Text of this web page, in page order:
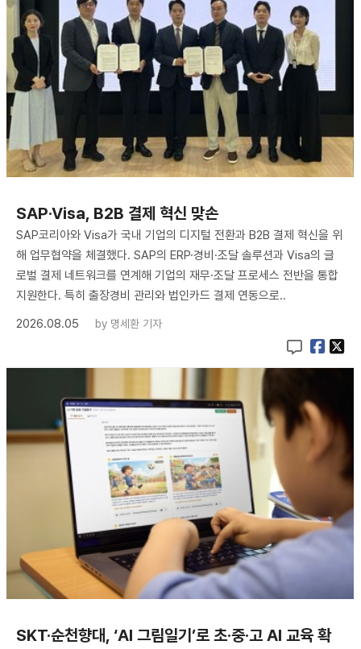
SAP·Visa, B2B 결제 혁신 맞손
SAP코리아와 Visa가 국내 기업의 디지털 전환과 B2B 결제 혁신을 위
해 업무협약을 체결했다. SAP의 ERP·경비·조달 솔루션과 Visa의 글
로벌 결제 네트워크를 연계해 기업의 재무·조달 프로세스 전반을 통합
지원한다. 특히 출장경비 관리와 법인카드 결제 연동으로..
2026.08.05
by 명세환 기자
SKT·순천향대, ‘AI 그림일기’로 초·중·고 AI 교육 확